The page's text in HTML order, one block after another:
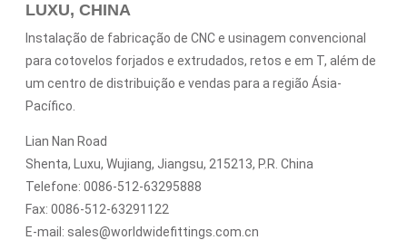
LUXU, CHINA
Instalação de fabricação de CNC e usinagem convencional
para cotovelos forjados e extrudados, retos e em T, além de
um centro de distribuição e vendas para a região Ásia-
Pacífico.
Lian Nan Road
Shenta, Luxu, Wujiang, Jiangsu, 215213, P.R. China
Telefone: 0086-512-63295888
Fax: 0086-512-63291122
E-mail: sales@worldwidefittings.com.cn